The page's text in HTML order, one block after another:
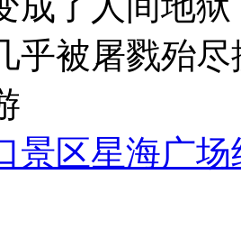
乎被屠戮殆
景区星海广